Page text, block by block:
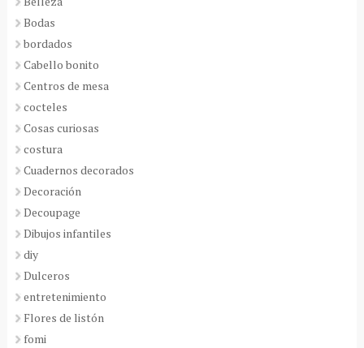
Bodas
bordados
Cabello bonito
Centros de mesa
cocteles
Cosas curiosas
costura
Cuadernos decorados
Decoración
Decoupage
Dibujos infantiles
diy
Dulceros
entretenimiento
Flores de listón
fomi